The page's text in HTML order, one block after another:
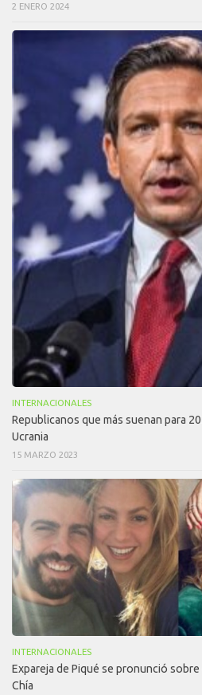
2 ENERO 2024
INTERNACIONALES
Republicanos que más suenan para
Ucrania
15 MARZO 2023
INTERNACIONALES
Expareja de Piqué se pronunció
Chía